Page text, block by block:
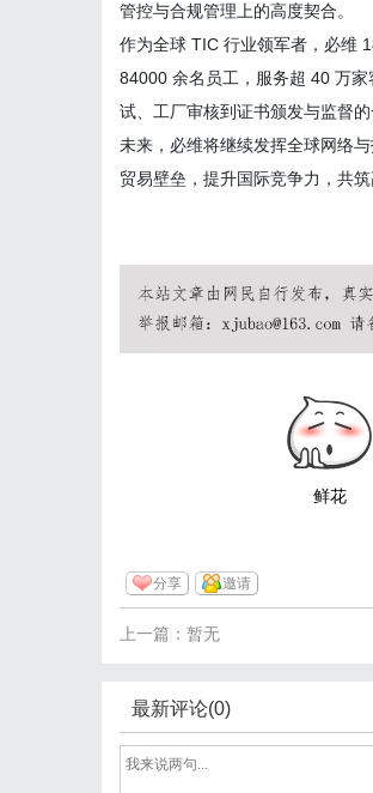
管控与合规管理上的高度契合。
作为全球 TIC 行业领军者，必维
84000 余名员工，服务超 40 万
试、工厂审核到证书颁发与监督
未来，必维将继续发挥全球网络
贸易壁垒，提升国际竞争力，共
鲜花
分享 邀请
上一篇：暂无
最新评论(0)